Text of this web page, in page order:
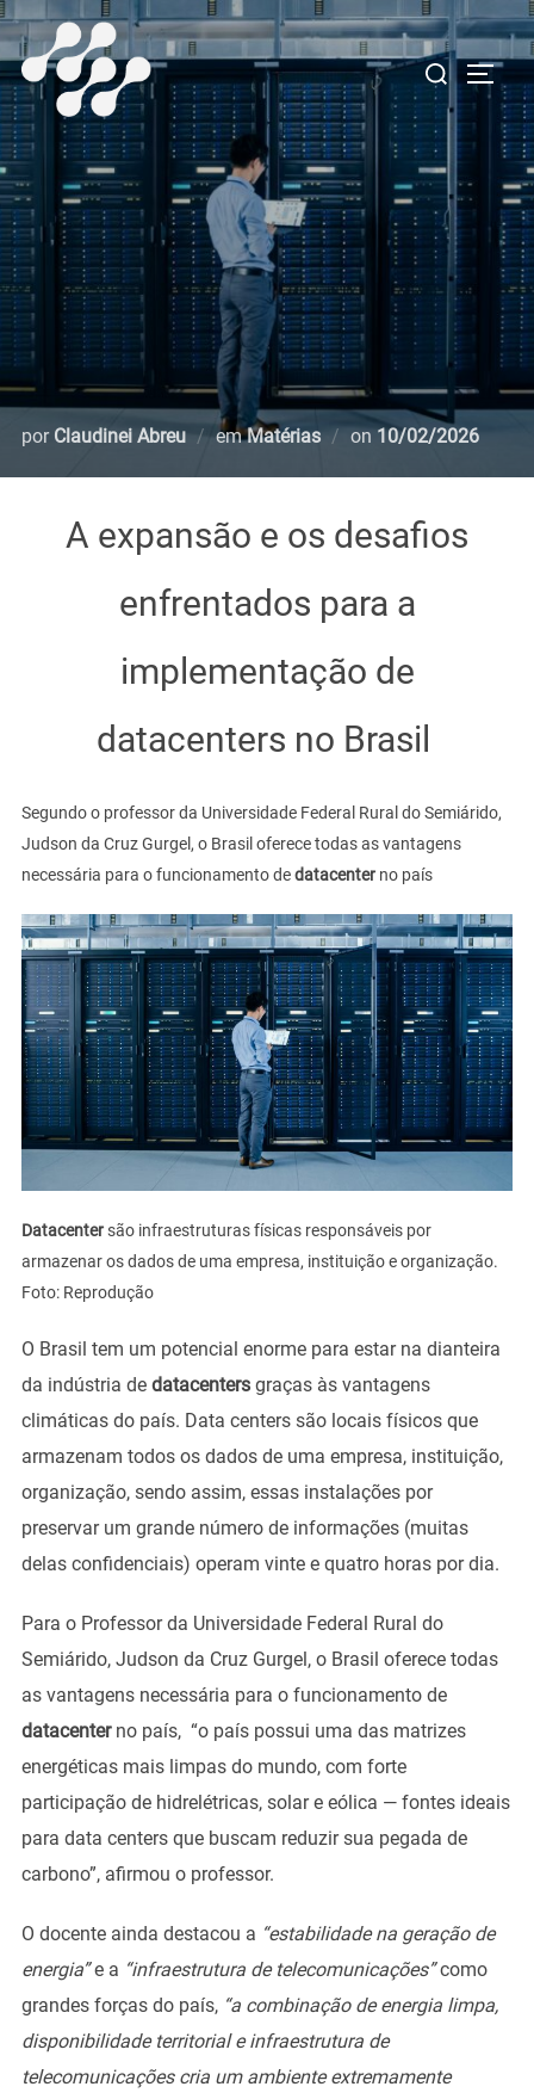
Pular
para
o
conteúdo
Pesquisar
por:
por Claudinei Abreu emMatérias on Postado
10/02/2026
A expansão e os desafios
enfrentados para a
implementação de
datacenters no Brasil
Segundo o professor da Universidade Federal Rural do Semiárido,
Judson da Cruz Gurgel, o Brasil oferece todas as vantagens
necessária para o funcionamento dedatacenter no país
Datacentersão infraestruturas físicas responsáveis por
armazenar os dados de uma empresa, instituição e organização.
Foto: Reprodução
O Brasil tem um potencial enorme para estar na dianteira
da indústria de datacentersgraças às vantagens
climáticas do país. Data centers são locais físicos que
armazenam todos os dados de uma empresa, instituição,
organização, sendo assim, essas instalações por
preservar um grande número de informações (muitas
delas confidenciais) operam vinte e quatro horas por dia.
Para o Professor da Universidade Federal Rural do
Semiárido, Judson da Cruz Gurgel, o Brasil oferece todas
as vantagens necessária para o funcionamento de
datacenter no país, “o país possui uma das matrizes
energéticas mais limpas do mundo, com forte
participação de hidrelétricas, solar e eólica — fontes ideais
para data centers que buscam reduzir sua pegada de
carbono”, afirmou o professor.
O docente ainda destacou a “estabilidade na geração de
energia”e a “infraestrutura de telecomunicações”como
grandes forças do país, “a combinação de energia limpa,
disponibilidade territorial e infraestrutura de
telecomunicações cria um ambiente extremamente